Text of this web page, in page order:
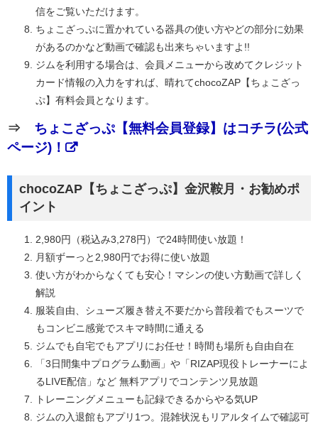
信をご覧いただけます。
ちょこざっぷに置かれている器具の使い方やどの部分に効果
があるのかなど動画で確認も出来ちゃいますよ!!
ジムを利用する場合は、会員メニューから改めてクレジット
カード情報の入力をすれば、晴れてchocoZAP【ちょこざっ
ぷ】有料会員となります。
⇒ ちょこざっぷ【無料会員登録】はコチラ(公式
ページ)！
chocoZAP【ちょこざっぷ】金沢鞍月・お勧めポ
イント
2,980円（税込み3,278円）で24時間使い放題！
月額ずーっと2,980円でお得に使い放題
使い方がわからなくても安心！マシンの使い方動画で詳しく
解説
服装自由、シューズ履き替え不要だから普段着でもスーツで
もコンビニ感覚でスキマ時間に通える
ジムでも自宅でもアプリにお任せ！時間も場所も自由自在
「3日間集中プログラム動画」や「RIZAP現役トレーナーによ
るLIVE配信」など 無料アプリでコンテンツ見放題
トレーニングメニューも記録できるからやる気UP
ジムの入退館もアプリ1つ。混雑状況もリアルタイムで確認可